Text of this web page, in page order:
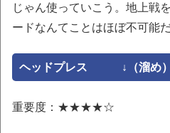
じゃん使っていこう。地上戦
ードなんてことはほぼ不可能だ
ヘッドプレス ↓（溜め）
重要度：★★★★☆